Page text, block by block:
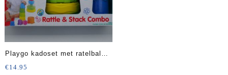
Playgo kadoset met ratelbal
stapeltoren en bekers.
€14.95